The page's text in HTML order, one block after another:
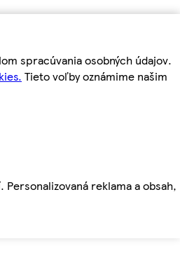
spracúvania osobných údajov.
Tieto voľby oznámime našim
reklama a obsah,